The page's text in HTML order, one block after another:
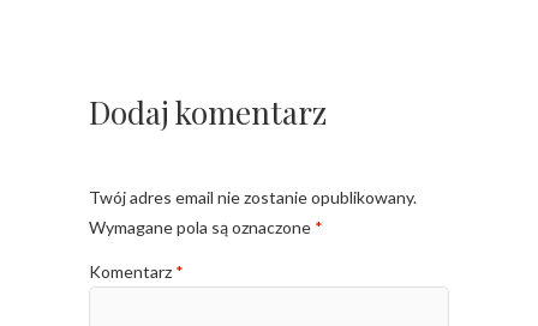
Dodaj komentarz
Twój adres email nie zostanie opublikowany.
Wymagane pola są oznaczone *
Komentarz *